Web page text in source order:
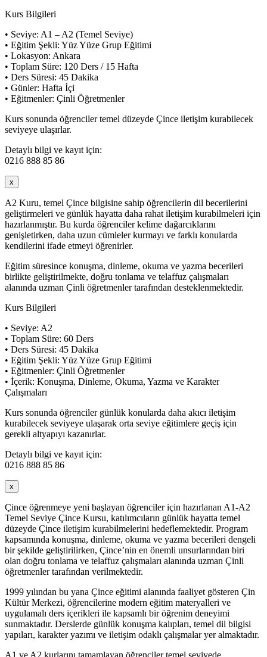
Kurs Bilgileri
• Seviye: A1 – A2 (Temel Seviye)
• Eğitim Şekli: Yüz Yüze Grup Eğitimi
• Lokasyon: Ankara
• Toplam Süre: 120 Ders / 15 Hafta
• Ders Süresi: 45 Dakika
• Günler: Hafta İçi
• Eğitmenler: Çinli Öğretmenler
Kurs sonunda öğrenciler temel düzeyde Çince iletişim kurabilecek
seviyeye ulaşırlar.
Detaylı bilgi ve kayıt için:
0216 888 85 86
x
A2 Kuru, temel Çince bilgisine sahip öğrencilerin dil becerilerini
geliştirmeleri ve günlük hayatta daha rahat iletişim kurabilmeleri için
hazırlanmıştır. Bu kurda öğrenciler kelime dağarcıklarını
genişletirken, daha uzun cümleler kurmayı ve farklı konularda
kendilerini ifade etmeyi öğrenirler.
Eğitim süresince konuşma, dinleme, okuma ve yazma becerileri
birlikte geliştirilmekte, doğru tonlama ve telaffuz çalışmaları
alanında uzman Çinli öğretmenler tarafından desteklenmektedir.
Kurs Bilgileri
• Seviye: A2
• Toplam Süre: 60 Ders
• Ders Süresi: 45 Dakika
• Eğitim Şekli: Yüz Yüze Grup Eğitimi
• Eğitmenler: Çinli Öğretmenler
• İçerik: Konuşma, Dinleme, Okuma, Yazma ve Karakter
Çalışmaları
Kurs sonunda öğrenciler günlük konularda daha akıcı iletişim
kurabilecek seviyeye ulaşarak orta seviye eğitimlere geçiş için
gerekli altyapıyı kazanırlar.
Detaylı bilgi ve kayıt için:
0216 888 85 86
x
Çince öğrenmeye yeni başlayan öğrenciler için hazırlanan A1-A2
Temel Seviye Çince Kursu, katılımcıların günlük hayatta temel
düzeyde Çince iletişim kurabilmelerini hedeflemektedir. Program
kapsamında konuşma, dinleme, okuma ve yazma becerileri dengeli
bir şekilde geliştirilirken, Çince’nin en önemli unsurlarından biri
olan doğru tonlama ve telaffuz çalışmaları alanında uzman Çinli
öğretmenler tarafından verilmektedir.
1999 yılından bu yana Çince eğitimi alanında faaliyet gösteren Çin
Kültür Merkezi, öğrencilerine modern eğitim materyalleri ve
uygulamalı ders içerikleri ile kapsamlı bir öğrenim deneyimi
sunmaktadır. Derslerde günlük konuşma kalıpları, temel dil bilgisi
yapıları, karakter yazımı ve iletişim odaklı çalışmalar yer almaktadır.
A1 ve A2 kurlarını tamamlayan öğrenciler temel seviyede